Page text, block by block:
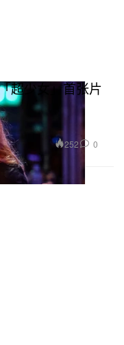
超少女」首张片
252 0